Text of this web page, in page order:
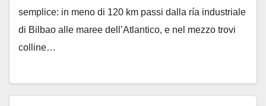
semplice: in meno di 120 km passi dalla ría industriale
di Bilbao alle maree dell’Atlantico, e nel mezzo trovi
colline…